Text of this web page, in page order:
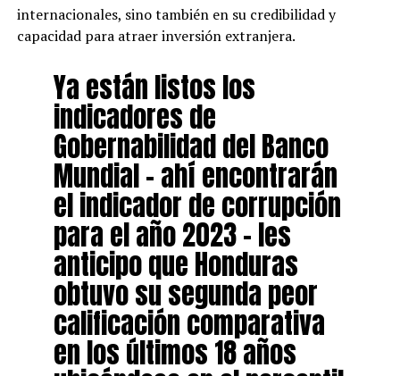
internacionales, sino también en su credibilidad y
capacidad para atraer inversión extranjera.
Ya están listos los
indicadores de
Gobernabilidad del Banco
Mundial – ahí encontrarán
el indicador de corrupción
para el año 2023 – les
anticipo que Honduras
obtuvo su segunda peor
calificación comparativa
en los últimos 18 años